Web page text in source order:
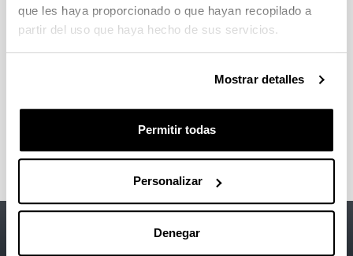
que les haya proporcionado o que hayan recopilado a
partir del uso que haya hecho de sus servicios.
Mostrar detalles
Permitir todas
Personalizar
Denegar
Estudios de postgrado
MASTER UNIVERSITARIO EN FORMACIÓN DEL
Bachillerato, Formación Profesional y Enseñanza
Didácticas Específicas
Accesibilidad EHU